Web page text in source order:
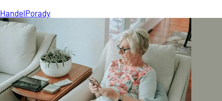
HandelPorady